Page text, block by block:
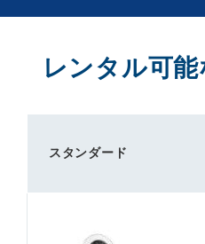
レンタル可
スタンダード